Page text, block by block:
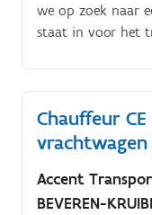
we op zoek naar
staat in voor het
worden in de
geladen en
op de werf. - Je
diepladers en
Chauffeur
vrachtwagen
Accent
BEVEREN-